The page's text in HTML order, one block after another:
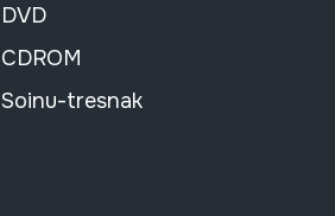
DVD
CDROM
Soinu-tresnak